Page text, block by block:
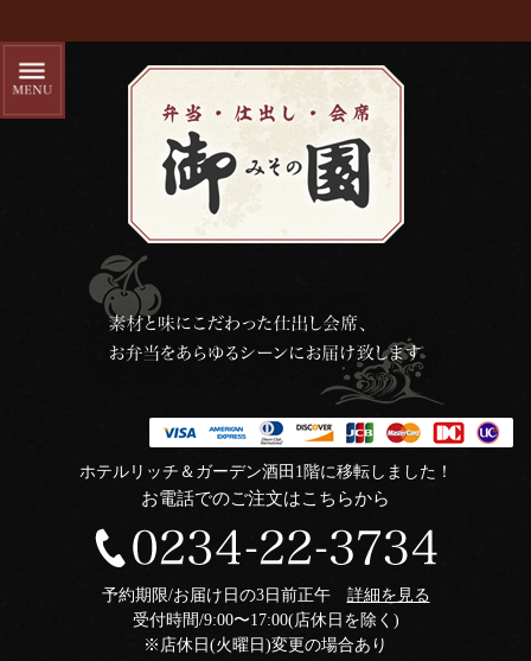
ホテルリッチ＆ガーデン酒田1階に移転しました！
お電話でのご注文はこちらから
予約期限/お届け日の3日前正午 詳細を見る
受付時間/9:00〜17:00(店休日を除く)
※店休日(火曜日)変更の場合あり